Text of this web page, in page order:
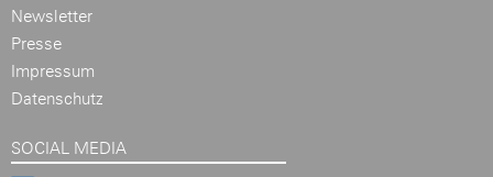
Newsletter
Presse
Impressum
Datenschutz
SOCIAL MEDIA